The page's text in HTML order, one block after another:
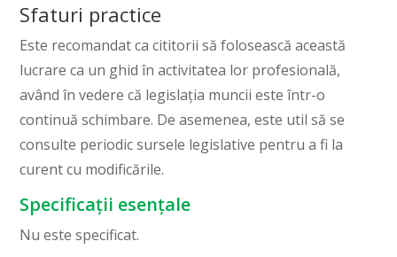
Sfaturi practice
Este recomandat ca cititorii să folosească această
lucrare ca un ghid în activitatea lor profesională,
având în vedere că legislația muncii este într-o
continuă schimbare. De asemenea, este util să se
consulte periodic sursele legislative pentru a fi la
curent cu modificările.
Specificații esențale
Nu este specificat.